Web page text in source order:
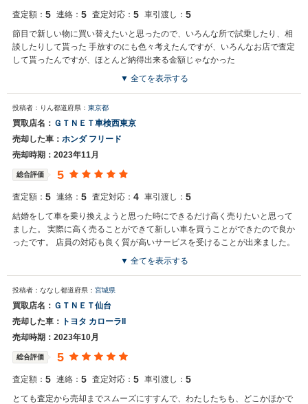
査定額： 5 連絡： 5 査定対応： 5 車引渡し： 5
節目で新しい物に買い替えたいと思ったので、いろんな所で試乗したり、相
談したりして貰った 手放すのにも色々考えたんですが、いろんなお店で査定
して貰ったんですが、ほとんど納得出来る金額じゃなかった
▼ 全てを表示する
投稿者：りん都道府県： 東京都
買取店名： ＧＴＮＥＴ車検西東京
売却した車： ホンダ フリード
売却時期：2023年11月
総合評価 5
査定額： 5 連絡： 5 査定対応： 4 車引渡し： 5
結婚をして車を乗り換えようと思った時にできるだけ高く売りたいと思って
ました。 実際に高く売ることができて新しい車を買うことができたので良か
ったです。 店員の対応も良く質が高いサービスを受けることが出来ました。
▼ 全てを表示する
投稿者：ななし 都道府県： 宮城県
買取店名： ＧＴＮＥＴ仙台
売却した車：
トヨタ カローラII
売却時期：2023年10月
総合評価 5
査定額： 5 連絡： 5 査定対応： 5 車引渡し： 5
とても査定から売却までスムーズにすすんで、わたしたちも、どこかほかで